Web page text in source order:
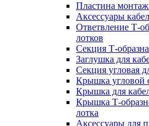
Пластина
Аксессуары
Ответвление Т-
лотков
Секция Т-
Заглушка для
Секция угловая
Крышка угловой
Крышка для
Крышка Т-
лотка
Аксессуары для